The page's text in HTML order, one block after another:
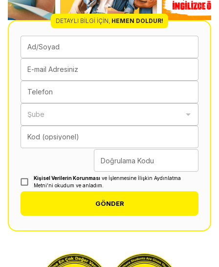
DETAYLI BILGI İÇIN, HEMEN DOLDUR!
Ad/Soyad
E-mail Adresiniz
Telefon
Şube
Kod (opsiyonel)
Doğrulama Kodu
Kişisel Verilerin Korunması ve İşlenmesine İlişkin Aydınlatma
Metni'ni okudum ve anladım.
GÖNDER